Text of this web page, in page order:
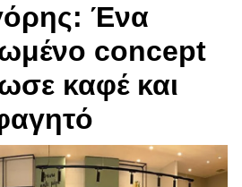
Ένα
concept
καφέ και